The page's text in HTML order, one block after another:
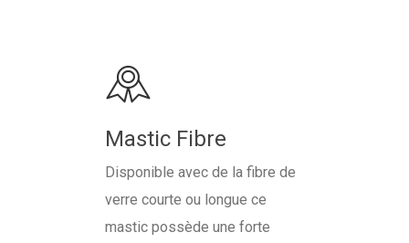
Mastic Fibre
Disponible avec de la fibre de
verre courte ou longue ce
mastic possède une forte